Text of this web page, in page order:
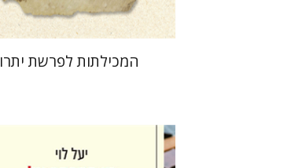
המכילתות לפרשת יתרו